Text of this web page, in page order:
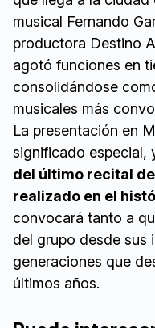
musical Fernando
productora Destino
agotó funciones en
consolidándose
musicales más
La presentación en
significado especial,
del último recital
realizado en el
convocará tanto a
del grupo desde sus
generaciones que
últimos años.